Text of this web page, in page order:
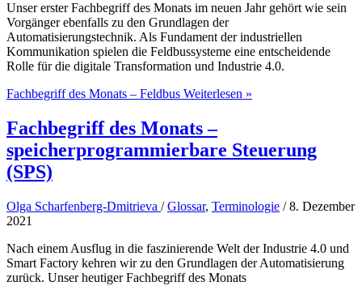
Unser erster Fachbegriff des Monats im neuen Jahr gehört wie sein
Vorgänger ebenfalls zu den Grundlagen der
Automatisierungstechnik. Als Fundament der industriellen
Kommunikation spielen die Feldbussysteme eine entscheidende
Rolle für die digitale Transformation und Industrie 4.0.
Fachbegriff des Monats – Feldbus Weiterlesen »
Fachbegriff des Monats –
speicherprogrammierbare Steuerung
(SPS)
Olga Scharfenberg-Dmitrieva /Glossar, Terminologie /8. Dezember
2021
Nach einem Ausflug in die faszinierende Welt der Industrie 4.0 und
Smart Factory kehren wir zu den Grundlagen der Automatisierung
zurück. Unser heutiger Fachbegriff des Monats